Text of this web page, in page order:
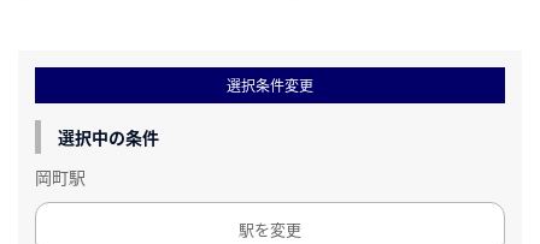
選択条件変更
選択中の条件
岡町駅
駅を変更